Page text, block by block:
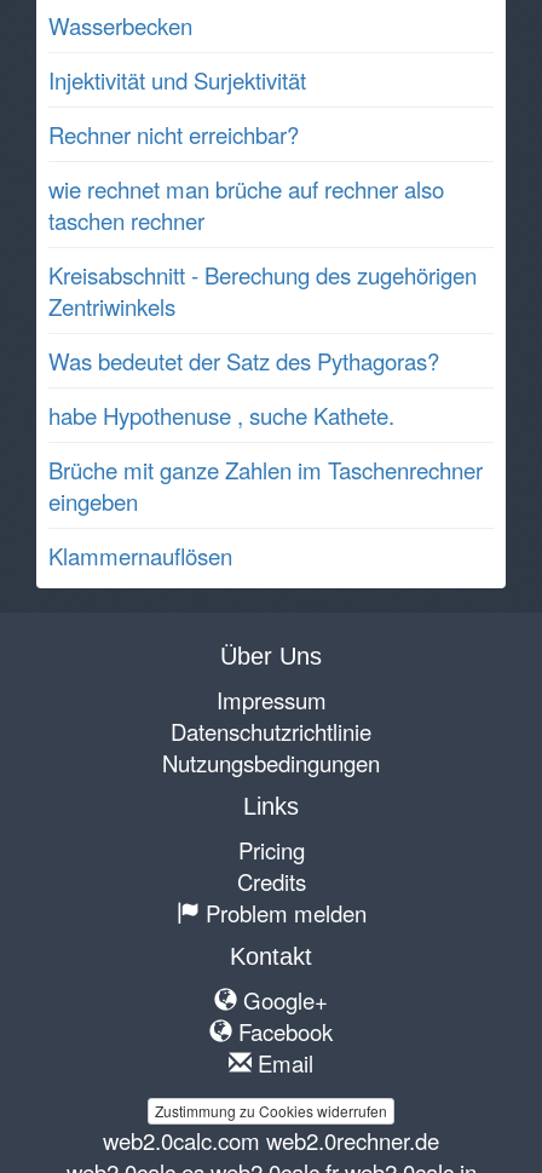
Wasserbecken
Injektivität und Surjektivität
Rechner nicht erreichbar?
wie rechnet man brüche auf rechner also
taschen rechner
Kreisabschnitt - Berechung des zugehörigen
Zentriwinkels
Was bedeutet der Satz des Pythagoras?
habe Hypothenuse , suche Kathete.
Brüche mit ganze Zahlen im Taschenrechner
eingeben
Klammernauflösen
Über Uns
Impressum
Datenschutzrichtlinie
Nutzungsbedingungen
Links
Pricing
Credits
Problem melden
Kontakt
Google+
Facebook
Email
Zustimmung zu Cookies widerrufen
web2.0calc.com web2.0rechner.de